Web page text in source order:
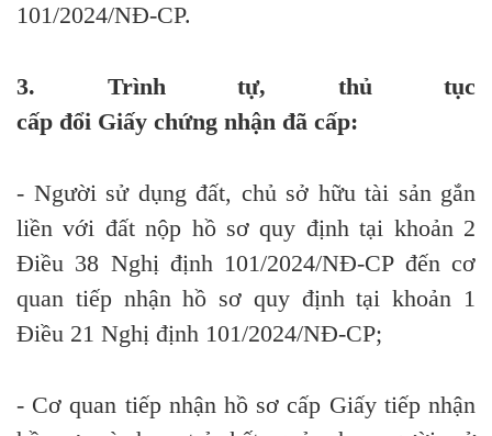
101/2024/NĐ-CP.
3. Trình tự, thủ tục
cấp đổi Giấy chứng nhận đã cấp:
- Người sử dụng đất, chủ sở hữu tài sản gắn
liền với đất nộp hồ sơ quy định tại khoản 2
Điều 38 Nghị định 101/2024/NĐ-CP đến cơ
quan tiếp nhận hồ sơ quy định tạikhoản 1
Điều 21 Nghị định 101/2024/NĐ-CP;
- Cơ quan tiếp nhận hồ sơ cấp Giấy tiếp nhận